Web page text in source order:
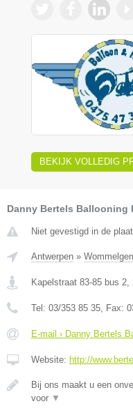
BEKIJK VOLLEDIG
Danny Bertels Ballooning
Niet gevestigd in de
Antwerpen »
Kapelstraat 83-85 bus 2
Tel: 03/353 85 35 , Fax:
E-mail › Danny Bertels
Website: http://
Bij ons maakt u een
voor ▼